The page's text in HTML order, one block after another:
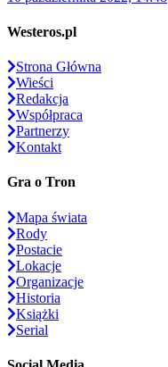
Westeros.pl
Strona Główna
Wieści
Redakcja
Współpraca
Partnerzy
Kontakt
Gra o Tron
Mapa świata
Rody
Postacie
Lokacje
Organizacje
Historia
Książki
Serial